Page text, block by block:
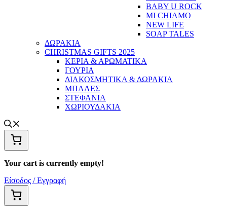
BABY U ROCK
MI CHIAMO
NEW LIFE
SOAP TALES
ΔΩΡΑΚΙΑ
CHRISTMAS GIFTS 2025
ΚΕΡΙΑ & ΑΡΩΜΑΤΙΚΑ
ΓΟΥΡΙΑ
ΔΙΑΚΟΣΜΗΤΙΚΑ & ΔΩΡΑΚΙΑ
ΜΠΑΛΕΣ
ΣΤΕΦΑΝΙΑ
ΧΩΡΙΟΥΔΑΚΙΑ
Your cart is currently empty!
Είσοδος / Εγγραφή